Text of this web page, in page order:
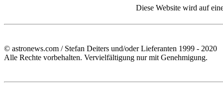
Diese Website wird auf
© astronews.com / Stefan Deiters und/oder Lieferanten 1999 - 2020
Alle Rechte vorbehalten. Vervielfältigung nur mit Genehmigung.